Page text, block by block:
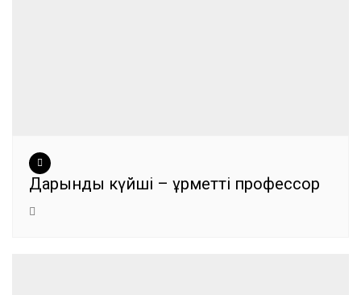
Дарынды күйші – Құрметті профессор